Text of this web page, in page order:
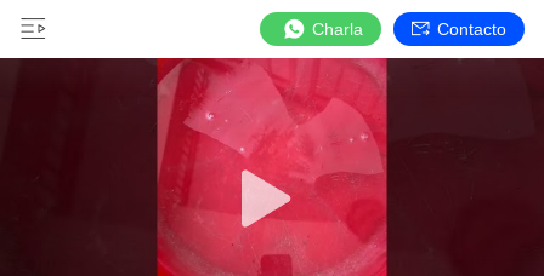
Charla Contacto